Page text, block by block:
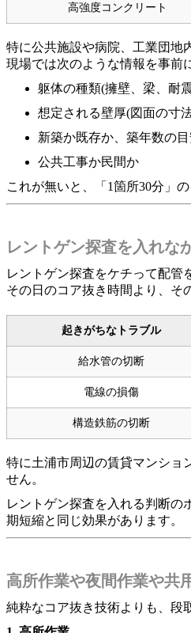
高強度コンクリート
特に公共施設や病院、工業団地
現場では次のような情報を事前
躯体の種類(擁壁、梁、耐
想定される壁厚(図面の寸
新築か既存か、築年数の
公共工事か民間か
これが無いと、「1箇所30分」
レントゲン探査を入れな
レントゲン探査をケチって配管
その日のコア抜き時間より、そ
起きがちなトラブル
給水管の切断
電線の損傷
構造鉄筋の切断
特に土浦市周辺の賃貸マンショ
せん。
レントゲン探査を入れる判断の
期短縮と同じ効果があります。
高所作業や夜間作業や共
純粋なコア抜き技術よりも、段